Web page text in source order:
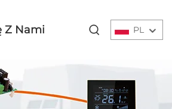
Z Nami PL